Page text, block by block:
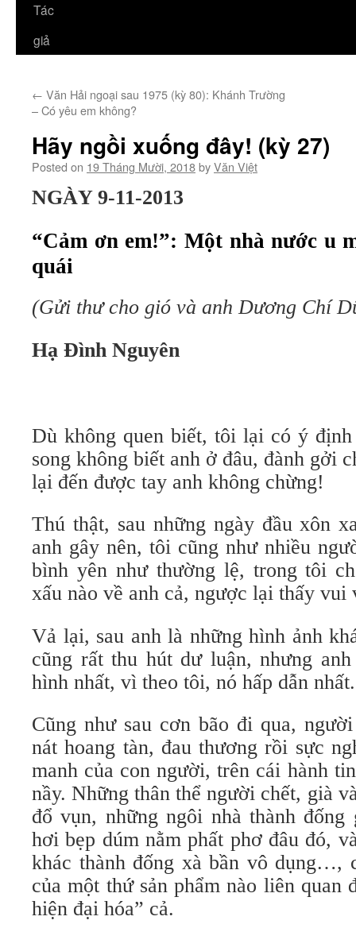
Tác
giả
← Văn Hải ngoại sau 1975 (kỳ 80): Khánh Trường
– Có yêu em không?
Hãy ngồi xuống đây! (kỳ 27)
Posted on 19 Tháng Mười, 2018byVăn Việt
NGÀY 9-11-2013
“Cảm ơn em!”: Một nhà nước u
quái
(Gửi thư cho gió và anh Dương Chí
Hạ Đình Nguyên
Dù không quen biết, tôi lại có ý
song không biết anh ở đâu, đành gởi
lại đến được tay anh không chừng!
Thú thật, sau những ngày đầu xôn
anh gây nên, tôi cũng như nhiều
bình yên như thường lệ, trong tôi
xấu nào về anh cả, ngược lại thấy vui
Vả lại, sau anh là những hình ảnh
cũng rất thu hút dư luận, nhưng
hình nhất, vì theo tôi, nó hấp dẫn nhất.
Cũng như sau cơn bão đi qua,
nát hoang tàn, đau thương rồi sực
manh của con người, trên cái hành
nầy. Những thân thể người chết, già
đổ vụn, những ngôi nhà thành đống
hơi bẹp dúm nằm phất phơ đâu đó,
khác thành đống xà bần vô dụng…,
của một thứ sản phẩm nào liên quan
hiện đại hóa” cả.